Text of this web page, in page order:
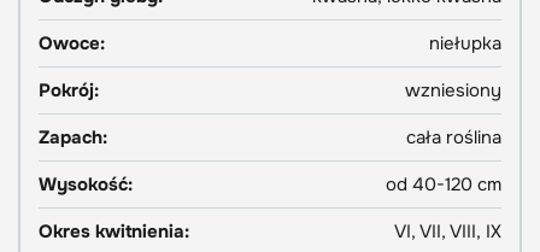
Owoce:
niełupka
Pokrój:
wzniesiony
Zapach:
cała roślina
Wysokość:
od 40-120 cm
Okres kwitnienia:
VI, VII, VIII, IX